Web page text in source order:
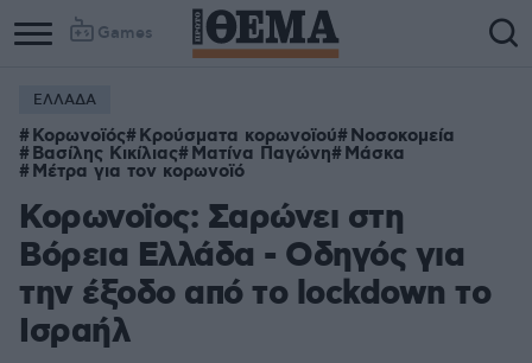
Games
Column
1
Column
2
ΕΛΛΑΔΑ
Κορωνοϊός Κρούσματα κορωνοϊού Νοσοκομεία
Βασίλης Κικίλιας Ματίνα Παγώνη Μάσκα
Μέτρα για τον κορωνοϊό
Κορωνοϊος: Σαρώνει στη
Βόρεια Ελλάδα - Οδηγός για
την έξοδο από το lockdown το
Ισραήλ